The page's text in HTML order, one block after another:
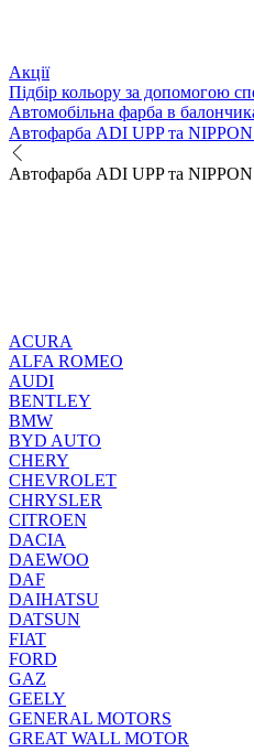
Акції
Підбір кольору за допомогою
Автомобільна фарба в
Автофарба ADI UPP та
Автофарба ADI UPP та
ACURA
ALFA ROMEO
AUDI
BENTLEY
BMW
BYD AUTO
CHERY
CHEVROLET
CHRYSLER
CITROEN
DACIA
DAEWOO
DAF
DAIHATSU
DATSUN
FIAT
FORD
GAZ
GEELY
GENERAL MOTORS
GREAT WALL MOTOR